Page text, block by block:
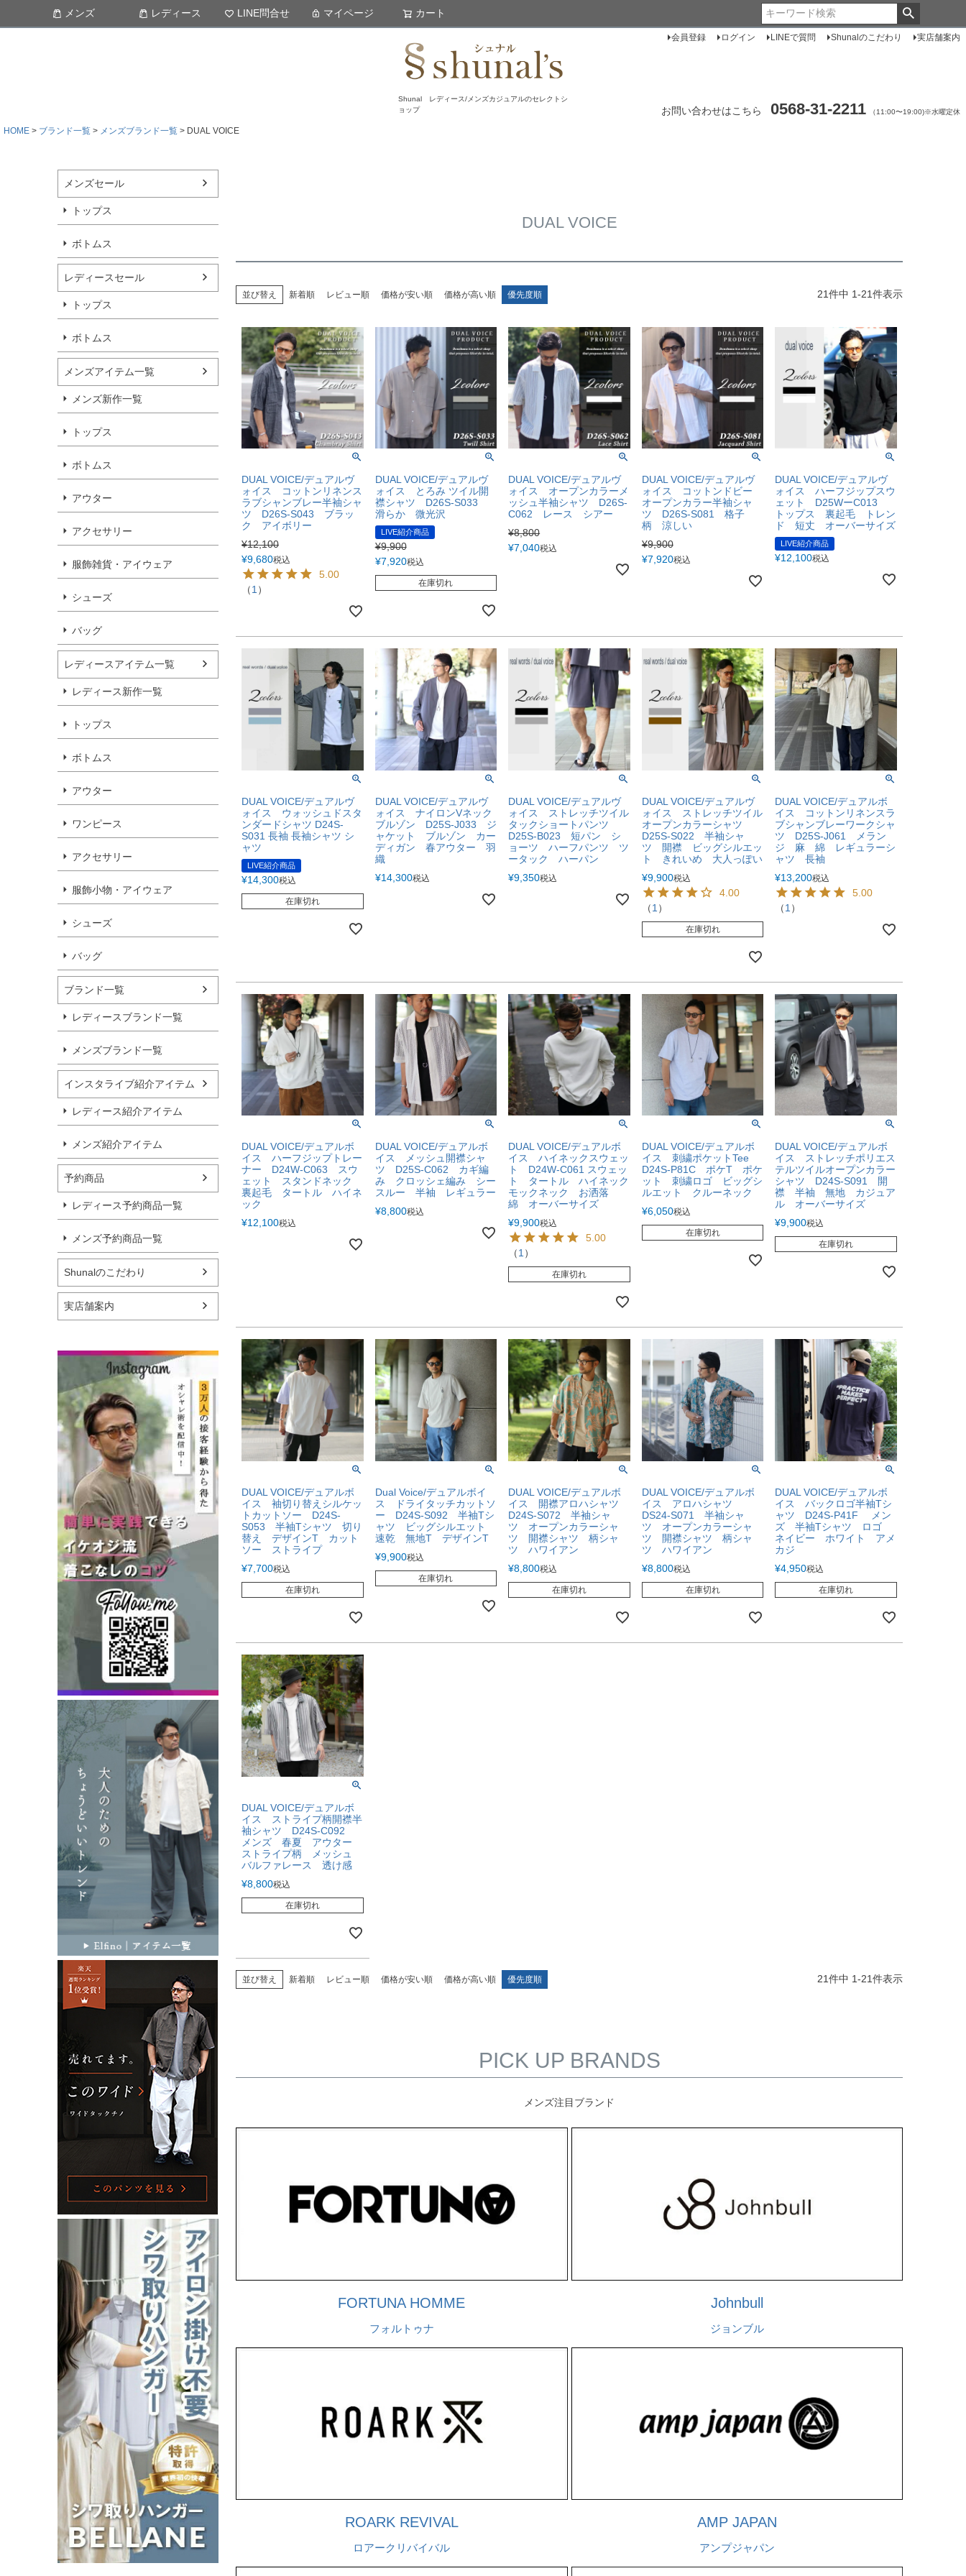
Shunal レディース/メンズカジュアルのセレクトシ
ョップ
会員登録 ログイン LINEで質問 Shunalのこだわり 実店舗案内
お問い合わせはこちら 0568-31-2211 （11:00〜19:00)※水曜定休
メンズ レディース LINE問合せ マイページ カート
HOME ブランド一覧 メンズブランド一覧 DUAL VOICE
メンズセール
トップス
ボトムス
レディースセール
トップス
ボトムス
メンズアイテム一覧
メンズ新作一覧
トップス
ボトムス
アウター
アクセサリー
服飾雑貨・アイウェア
シューズ
バッグ
レディースアイテム一覧
レディース新作一覧
トップス
ボトムス
アウター
ワンピース
アクセサリー
服飾小物・アイウェア
シューズ
バッグ
ブランド一覧
レディースブランド一覧
メンズブランド一覧
インスタライブ紹介アイテム
レディース紹介アイテム
メンズ紹介アイテム
予約商品
レディース予約商品一覧
メンズ予約商品一覧
Shunalのこだわり
実店舗案内
DUAL VOICE
並び替え 新着順 レビュー順 価格が安い順 価格が高い順 優先度順 21件中 1-21件表示
DUAL VOICE/デュアルヴ
ォイス コットンリネンス
ラブシャンブレー半袖シャ
ツ D26S-S043 ブラッ
ク アイボリー
¥12,100
¥9,680税込
5.00
（1）
DUAL VOICE/デュアルヴ
ォイス とろみ ツイル開
襟シャツ D26S-S033
滑らか 微光沢
LIVE紹介商品
¥9,900
¥7,920税込
在庫切れ
DUAL VOICE/デュアルヴ
ォイス オープンカラーメ
ッシュ半袖シャツ D26S-
C062 レース シアー
¥8,800
¥7,040税込
DUAL VOICE/デュアルヴ
ォイス コットンドビー
オープンカラー半袖シャ
ツ D26S-S081 格子
柄 涼しい
¥9,900
¥7,920税込
DUAL VOICE/デュアルヴ
ォイス ハーフジップスウ
ェット D25WーC013
トップス 裏起毛 トレン
ド 短丈 オーバーサイズ
LIVE紹介商品
¥12,100税込
DUAL VOICE/デュアルヴ
ォイス ウォッシュドスタ
ンダードシャツ D24S-
S031 長袖 長袖シャツ シ
ャツ
LIVE紹介商品
¥14,300税込
在庫切れ
DUAL VOICE/デュアルヴ
ォイス ナイロンVネック
ブルゾン D25S-J033 ジ
ャケット ブルゾン カー
ディガン 春アウター 羽
織
¥14,300税込
DUAL VOICE/デュアルヴ
ォイス ストレッチツイル
タックショートパンツ
D25S-B023 短パン シ
ョーツ ハーフパンツ ツ
ータック ハーパン
¥9,350税込
DUAL VOICE/デュアルヴ
ォイス ストレッチツイル
オープンカラーシャツ
D25S-S022 半袖シャ
ツ 開襟 ビッグシルエッ
ト きれいめ 大人っぽい
¥9,900税込
4.00
（1 ）
在庫切れ
DUAL VOICE/デュアルボ
イス コットンリネンスラ
ブシャンブレーワークシャ
ツ D25S-J061 メラン
ジ 麻 綿 レギュラーシ
ャツ 長袖
¥13,200税込
5.00
（1 ）
DUAL VOICE/デュアルボ
イス ハーフジップトレー
ナー D24W-C063 スウ
ェット スタンドネック
裏起毛 タートル ハイネ
ック
¥12,100税込
DUAL VOICE/デュアルボ
イス メッシュ開襟シャ
ツ D25S-C062 カギ編
み クロッシェ編み シー
スルー 半袖 レギュラー
¥8,800税込
DUAL VOICE/デュアルボ
イス ハイネックスウェッ
ト D24W-C061 スウェッ
ト タートル ハイネック
モックネック お洒落
綿 オーバーサイズ
¥9,900税込
5.00
（1）
在庫切れ
DUAL VOICE/デュアルボ
イス 刺繍ポケットTee
D24S-P81C ポケT ポケ
ット 刺繍ロゴ ビッグシ
ルエット クルーネック
¥6,050税込
在庫切れ
DUAL VOICE/デュアルボ
イス ストレッチポリエス
テルツイルオープンカラー
シャツ D24S-S091 開
襟 半袖 無地 カジュア
ル オーバーサイズ
¥9,900税込
在庫切れ
DUAL VOICE/デュアルボ
イス 袖切り替えシルケッ
トカットソー D24S-
S053 半袖Tシャツ 切り
替え デザインT カット
ソー ストライプ
¥7,700税込
在庫切れ
Dual Voice/デュアルボイ
ス ドライタッチカットソ
ー D24S-S092 半袖Tシ
ャツ ビッグシルエット
速乾 無地T デザインT
¥9,900税込
在庫切れ
DUAL VOICE/デュアルボ
イス 開襟アロハシャツ
D24S-S072 半袖シャ
ツ オープンカラーシャ
ツ 開襟シャツ 柄シャ
ツ ハワイアン
¥8,800税込
在庫切れ
DUAL VOICE/デュアルボ
イス アロハシャツ
DS24-S071 半袖シャ
ツ オープンカラーシャ
ツ 開襟シャツ 柄シャ
ツ ハワイアン
¥8,800税込
在庫切れ
DUAL VOICE/デュアルボ
イス バックロゴ半袖Tシ
ャツ D24S-P41F メン
ズ 半袖Tシャツ ロゴ
ネイビー ホワイト アメ
カジ
¥4,950税込
在庫切れ
DUAL VOICE/デュアルボ
イス ストライプ柄開襟半
袖シャツ D24S-C092
メンズ 春夏 アウター
ストライプ柄 メッシュ
バルファレース 透け感
¥8,800税込
在庫切れ
並び替え 新着順 レビュー順 価格が安い順 価格が高い順 優先度順 21件中 1-21件表示
PICK UP BRANDS
メンズ注目ブランド
FORTUNA HOMME
フォルトゥナ
Johnbull
ジョンブル
ROARK REVIVAL
ロアークリバイバル
AMP JAPAN
アンプジャパン